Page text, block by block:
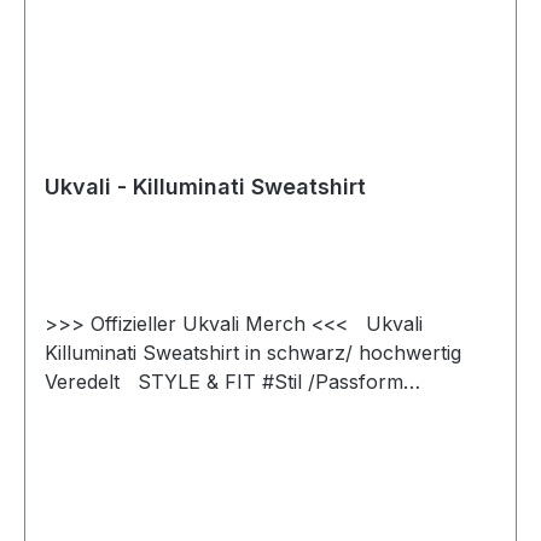
Ukvali - Killuminati Sweatshirt
>>> Offizieller Ukvali Merch <<< Ukvali
Killuminati Sweatshirt in schwarz/ hochwertig
Veredelt STYLE & FIT #Stil /Passform